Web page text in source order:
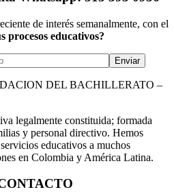
de interés semanalmente, con el
procesos educativos?
legalmente constituida; formada
y personal directivo. Hemos
educativos a muchos
en Colombia y América Latina.